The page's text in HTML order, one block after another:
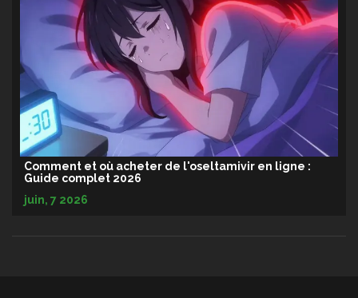
Comment et où acheter de l'oseltamivir en ligne :
Guide complet 2026
juin, 7 2026